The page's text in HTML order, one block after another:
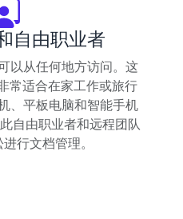
自由职业者
以从任何地方访问。这
常适合在家工作或旅行
、平板电脑和智能手机
自由职业者和远程团队
行文档管理。